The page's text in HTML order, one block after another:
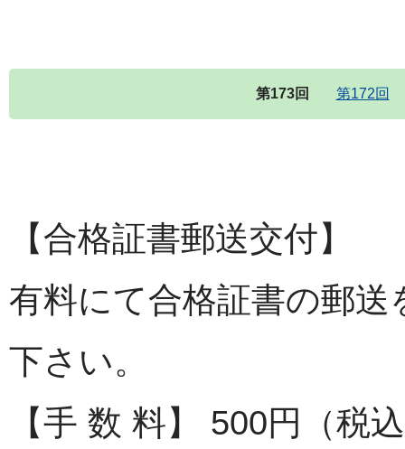
第173回 第172回
【合格証書郵送交付】
有料にて合格証書の郵
下さい。
【手 数 料】 500円（税